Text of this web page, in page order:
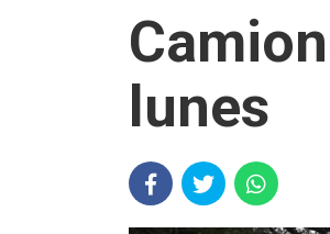
lunes